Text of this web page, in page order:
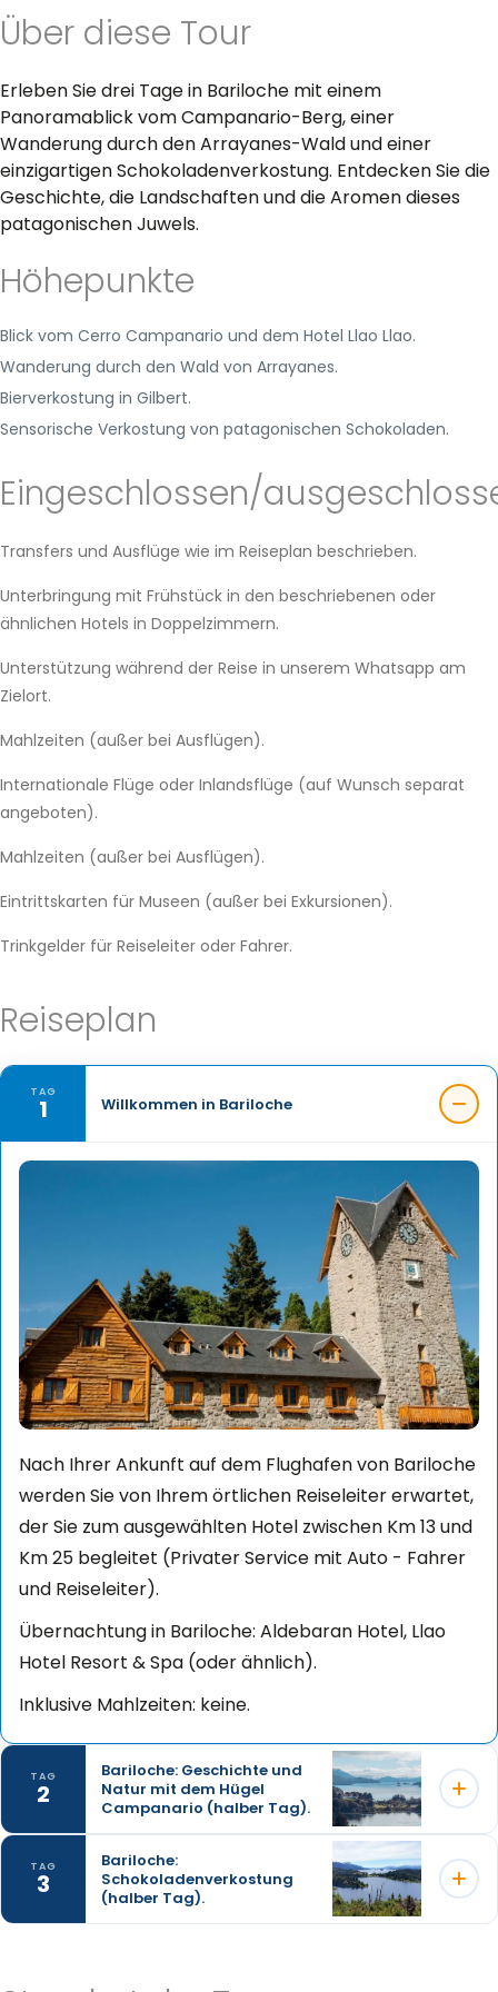
Über diese Tour
Erleben Sie drei Tage in Bariloche mit einem
Panoramablick vom Campanario-Berg, einer
Wanderung durch den Arrayanes-Wald und einer
einzigartigen Schokoladenverkostung. Entdecken Sie die
Geschichte, die Landschaften und die Aromen dieses
patagonischen Juwels.
Höhepunkte
Blick vom Cerro Campanario und dem Hotel Llao Llao.
Wanderung durch den Wald von Arrayanes.
Bierverkostung in Gilbert.
Sensorische Verkostung von patagonischen Schokoladen.
Eingeschlossen/
Transfers und Ausflüge wie im Reiseplan beschrieben.
Unterbringung mit Frühstück in den beschriebenen oder
ähnlichen Hotels in Doppelzimmern.
Unterstützung während der Reise in unserem Whatsapp am
Zielort.
Mahlzeiten (außer bei Ausflügen).
Internationale Flüge oder Inlandsflüge (auf Wunsch separat
angeboten).
Mahlzeiten (außer bei Ausflügen).
Eintrittskarten für Museen (außer bei Exkursionen).
Trinkgelder für Reiseleiter oder Fahrer.
Reiseplan
TAG
1 Willkommen in Bariloche
Nach Ihrer Ankunft auf dem Flughafen von Bariloche
werden Sie von Ihrem örtlichen Reiseleiter erwartet,
der Sie zum ausgewählten Hotel zwischen Km 13 und
Km 25 begleitet (Privater Service mit Auto - Fahrer
und Reiseleiter).
Übernachtung in Bariloche: Aldebaran Hotel, Llao
Hotel Resort & Spa (oder ähnlich).
Inklusive Mahlzeiten: keine.
TAG
2
Bariloche: Geschichte und
Natur mit dem Hügel
Campanario (halber Tag).
Seine Exkursion führt auf aktive und unterhaltsame
Weise entlang der klassischen Strecke von San
TAG
3
Bariloche:
Schokoladenverkostung
(halber Tag).